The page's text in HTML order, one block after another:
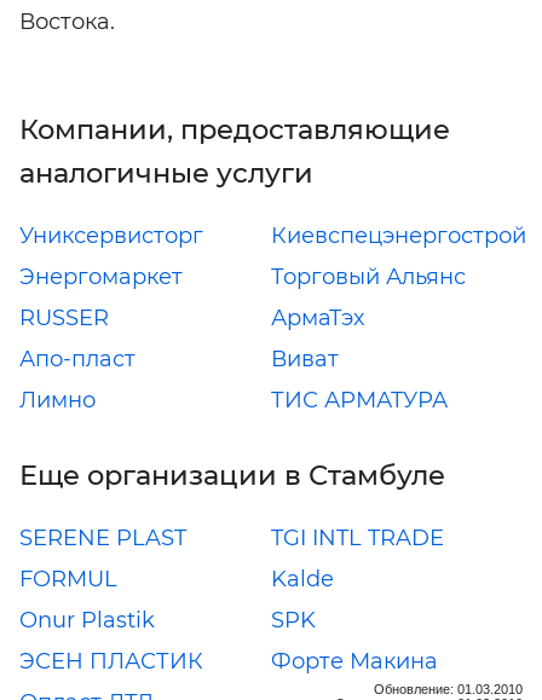
Востока.
Компании, предоставляющие
аналогичные услуги
Униксервисторг
Киевспецэнергострой
Энергомаркет
Торговый Альянс
RUSSER
АрмаТэх
Апо-пласт
Виват
Лимно
ТИС АРМАТУРА
Еще организации в Стамбуле
SERENE PLAST
TGI INTL TRADE
FORMUL
Kalde
Onur Plastik
SPK
ЭСЕН ПЛАСТИК
Форте Макина
Обновление: 01.03.2010